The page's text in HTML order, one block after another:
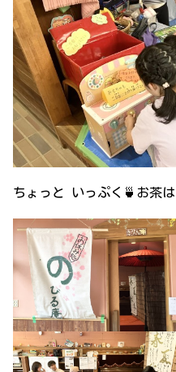
ちょっと いっぷく🍵お茶